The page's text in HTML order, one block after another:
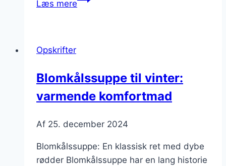
Læs mere
topping
Opskrifter
Blomkålssuppe til vinter:
varmende komfortmad
Af 25. december 2024
Blomkålssuppe: En klassisk ret med dybe
rødder Blomkålssuppe har en lang historie